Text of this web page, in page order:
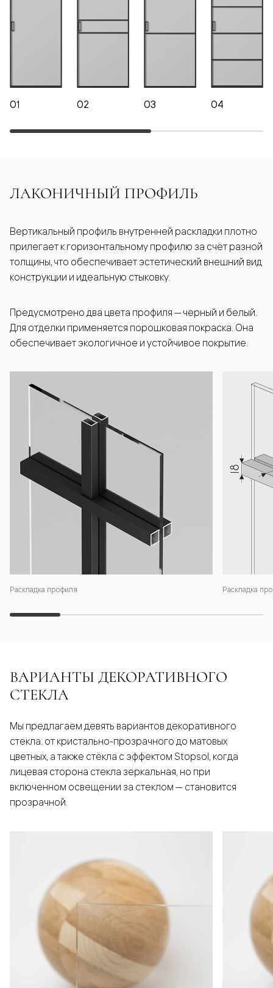
01 02 03 04
ЛАКОНИЧНЫЙ ПРОФИЛЬ
Раскладка профиля Раскладка
Вертикальный профиль внутренней раскладки плотно
прилегает к горизонтальному профилю за счёт разной
толщины, что обеспечивает эстетический внешний вид
конструкции и идеальную стыковку.
Предусмотрено два цвета профиля — черный и белый.
Для отделки применяется порошковая покраска. Она
обеспечивает экологичное и устойчивое покрытие.
ВАРИАНТЫ ДЕКОРАТИВНОГО
СТЕКЛА
Мы предлагаем девять вариантов декоративного
стекла: от кристально-прозрачного до матовых
цветных, а также стёкла с эффектом Stopsol, когда
лицевая сторона стекла зеркальная, но при
включенном освещении за стеклом — становится
прозрачной.